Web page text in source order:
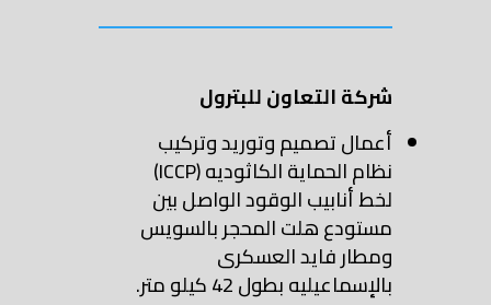
شركة التعاون للبترول
أعمال تصميم وتوريد وتركيب
نظام الحماية الكاثوديه (ICCP)
لخط أنابيب الوقود الواصل بين
مستودع هلت المحجر بالسويس
ومطار فايد العسكرى
بالإسماعيليه بطول 42 كيلو متر.